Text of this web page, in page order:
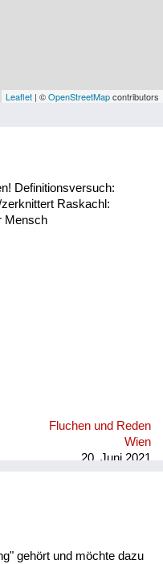
Landwirtschaft
Leaflet | ©OpenStreetMapcontributors
Definitionsversuch:
Raskachl:
Mensch
Fluchen und Reden
Wien
20. Juni 2021
gehört und möchte dazu